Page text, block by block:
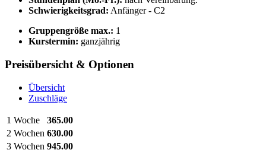
Schwierigkeitsgrad: Anfänger - C2
Gruppengröße max.: 1
Kurstermin: ganzjährig
Preisübersicht & Optionen
Übersicht
Zuschläge
1 Woche
365.00
2 Wochen 630.00
3 Wochen 945.00